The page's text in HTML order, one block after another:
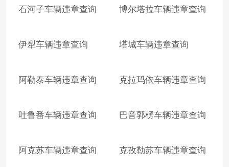
石河子车辆违章查询 博尔塔拉车辆违章查询
伊犁车辆违章查询 塔城车辆违章查询
阿勒泰车辆违章查询 克拉玛依车辆违章查询
吐鲁番车辆违章查询 巴音郭楞车辆违章查询
阿克苏车辆违章查询 克孜勒苏车辆违章查询